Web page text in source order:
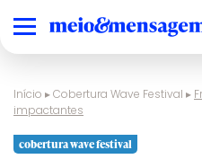
Início ▸Cobertura Wave Festival ▸
impactantes
cobertura wave festival